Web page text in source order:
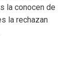
la conocen de
la rechazan